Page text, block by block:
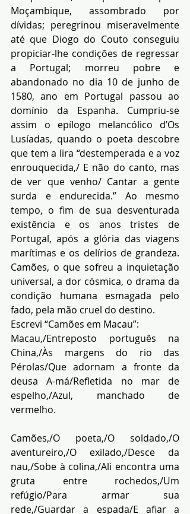
Moçambique, assombrado por
dívidas; peregrinou miseravelmente
até que Diogo do Couto conseguiu
propiciar-lhe condições de regressar
a Portugal; morreu pobre e
abandonado no dia 10 de junho de
1580, ano em Portugal passou ao
domínio da Espanha. Cumpriu-se
assim o epílogo melancólico d’Os
Lusíadas, quando o poeta descobre
que tem a lira “destemperada e a voz
enrouquecida,/ E não do canto, mas
de ver que venho/ Cantar a gente
surda e endurecida.” Ao mesmo
tempo, o fim de sua desventurada
existência e os anos tristes de
Portugal, após a glória das viagens
marítimas e os delírios de grandeza.
Camões, o que sofreu a inquietação
universal, a dor cósmica, o drama da
condição humana esmagada pelo
fado, pela mão cruel do destino.
Escrevi “Camões em Macau”:
Macau,/Entreposto português na
China,/Às margens do rio das
Pérolas/Que adornam a fronte da
deusa A-má/Refletida no mar de
espelho,/Azul, manchado de
vermelho.
Camões,/O poeta,/O soldado,/O
aventureiro,/O exilado,/Desce da
nau,/Sobe à colina,/Ali encontra uma
gruta entre rochedos,/Um
refúgio/Para armar sua
rede,/Guardar a espada/E afiar a